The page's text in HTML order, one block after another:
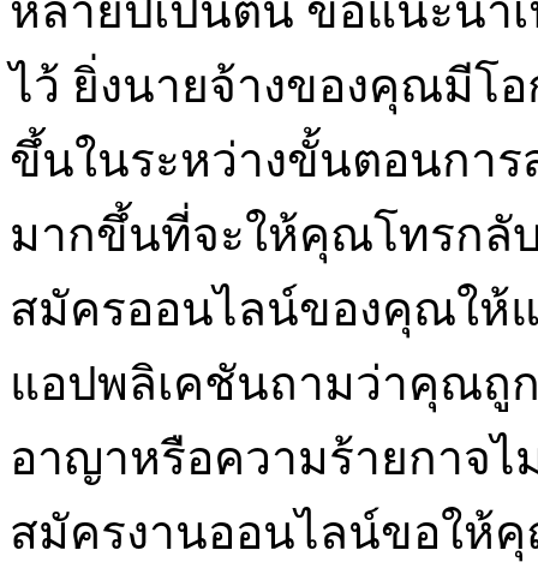
หลายปีเป็นต้น ขอแนะนำ
ไว้ ยิ่งนายจ้างของคุณมีโ
ขึ้นในระหว่างขั้นตอนการ
มากขึ้นที่จะให้คุณโทรกลั
สมัครออนไลน์ของคุณให้
แอปพลิเคชันถามว่าคุณถู
อาญาหรือความร้ายกาจไ
สมัครงานออนไลน์ขอให้